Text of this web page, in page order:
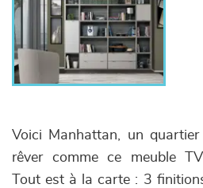
Voici Manhattan, un
rêver comme ce meuble
Tout est à la carte : 3